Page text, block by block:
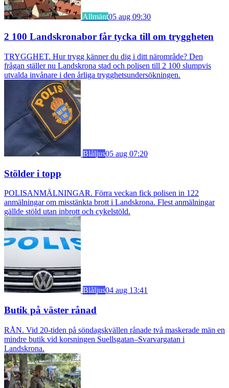
Allmänt05 aug 09:30
2 100 Landskronabor får tycka till om tryggheten
TRYGGHET. Hur trygg känner du dig i ditt närområde? Den
frågan ställer nu Landskrona stad och polisen till 2 100 slumpvis
utvalda invånare i den årliga trygghetsundersökningen.
Blåljus05 aug 07:20
Stölder i topp
POLISANMÄLNINGAR. Förra veckan fick polisen in 122
anmälningar om misstänkta brott i Landskrona. Flest anmälningar
gällde stöld utan inbrott och cykelstöld.
Blåljus04 aug 13:41
Butik på väster rånad
RÅN. Vid 20-tiden på söndagskvällen rånade två maskerade män en
mindre butik vid korsningen Suellsgatan–Svarvargatan i
Landskrona.